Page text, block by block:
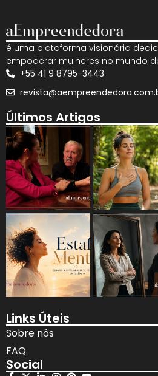
é uma plataforma visionária
empoderar mulheres no mundo
+55 41 9 8795-3443
Últimos Artigos
Links Úteis
Sobre nós
FAQ
Social